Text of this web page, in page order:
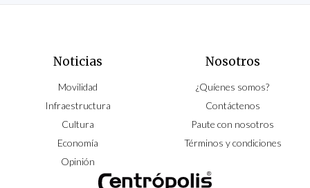
Noticias
Movilidad
Infraestructura
Cultura
Economía
Opinión
Nosotros
¿Quíenes somos?
Contáctenos
Paute con nosotros
Términos y condiciones